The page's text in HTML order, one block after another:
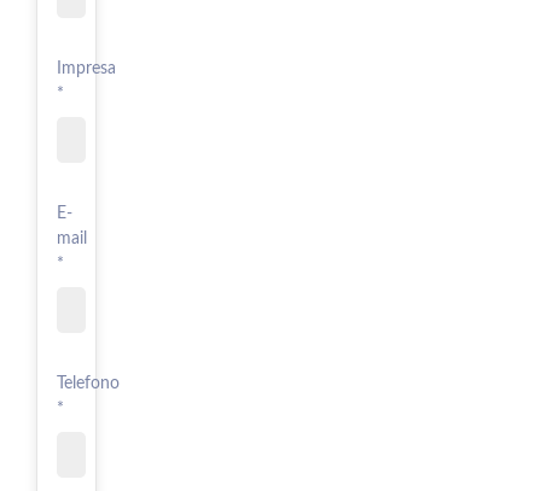
Impresa
*
E-
mail
*
Telefono
*